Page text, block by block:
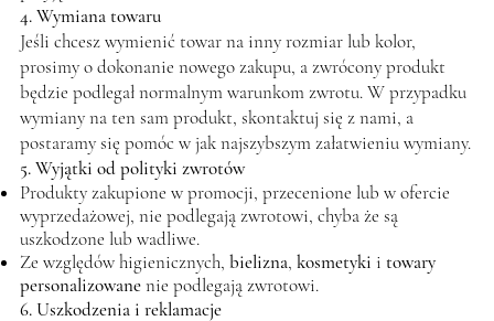
4. Wymiana towaru
Jeśli chcesz wymienić towar na inny rozmiar lub kolor,
prosimy o dokonanie nowego zakupu, a zwrócony produkt
będzie podlegał normalnym warunkom zwrotu. W przypadku
wymiany na ten sam produkt, skontaktuj się z nami, a
postaramy się pomóc w jak najszybszym załatwieniu wymiany.
5. Wyjątki od polityki zwrotów
Produkty zakupione w promocji, przecenione lub w ofercie
wyprzedażowej, nie podlegają zwrotowi, chyba że są
uszkodzone lub wadliwe.
Ze względów higienicznych, bielizna, kosmetyki i towary
personalizowanenie podlegają zwrotowi.
6. Uszkodzenia i reklamacje